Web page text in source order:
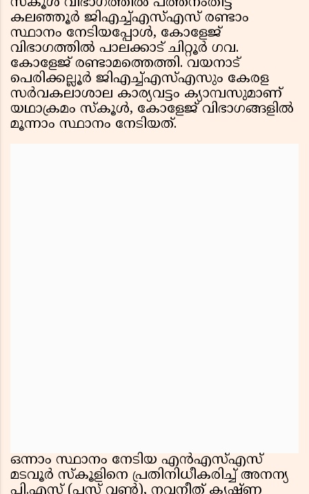
കലഞ്ഞൂർ ജിഎച്ച്എസ്എസ് രണ്ടാം
സ്ഥാനം നേടിയപ്പോൾ, കോളേജ്
വിഭാഗത്തിൽ പാലക്കാട് ചിറ്റൂർ ഗവ.
കോളേജ് രണ്ടാമത്തെത്തി. വയനാട്
പെരിക്കല്ലൂർ ജിഎച്ച്എസ്എസും കേരള
സർവകലാശാല കാര്യവട്ടം ക്യാമ്പസുമാണ്
യഥാക്രമം സ്‌കൂൾ, കോളേജ് വിഭാഗങ്ങളിൽ
മൂന്നാം സ്ഥാനം നേടിയത്.
ഒന്നാം സ്ഥാനം നേടിയ എൻഎസ്എസ്
മടവൂർ സ്‌കൂളിനെ പ്രതിനിധീകരിച്ച് അനന്യ